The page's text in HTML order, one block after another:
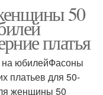
50
платья
на юбилейФасоны
платьев для 50-
женщины 50